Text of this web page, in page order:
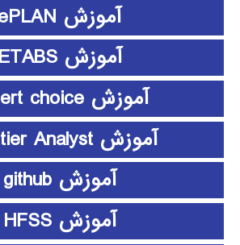
آموزش ePLAN
آموزش ETABS
آموزش expert choice
آموزش Frontier Analyst
آموزش github
آموزش HFSS